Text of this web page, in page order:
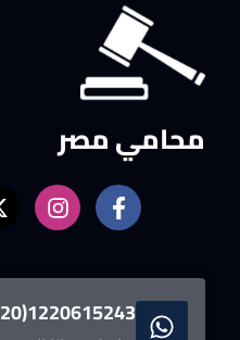
محامي مصر
1220615243(20+)